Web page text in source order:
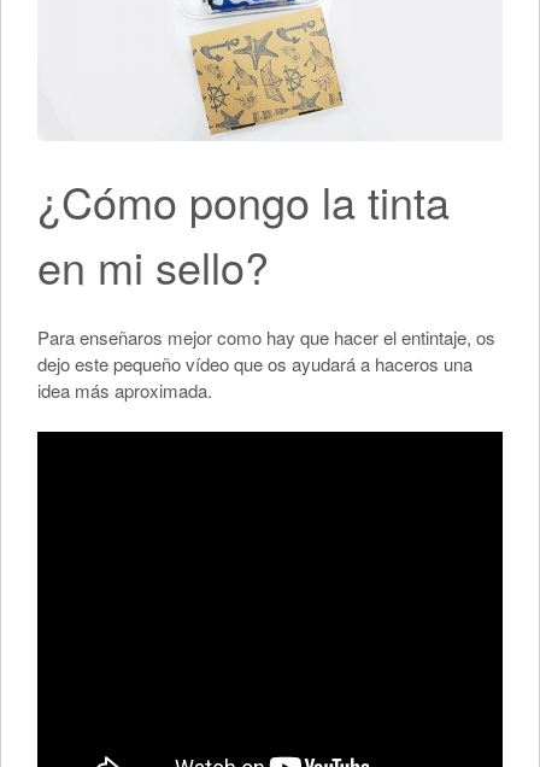
¿Cómo pongo la tinta
en mi sello?
Para enseñaros mejor como hay que hacer el entintaje, os
dejo este pequeño vídeo que os ayudará a haceros una
idea más aproximada.